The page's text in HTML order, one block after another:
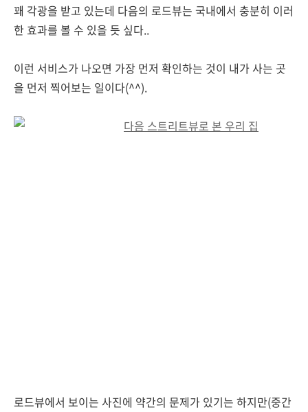
꽤 각광을 받고 있는데 다음의 로드뷰는 국내에서 충분히 이러
한 효과를 볼 수 있을 듯 싶다..
이런 서비스가 나오면 가장 먼저 확인하는 것이 내가 사는 곳
을 먼저 찍어보는 일이다(^^).
로드뷰에서 보이는 사진에 약간의 문제가 있기는 하지만(중간